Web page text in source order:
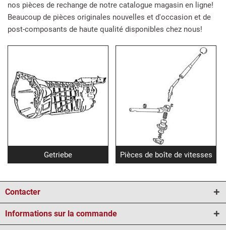
nos pièces de rechange de notre catalogue magasin en ligne!
Beaucoup de pièces originales nouvelles et d'occasion et de
post-composants de haute qualité disponibles chez nous!
Getriebe Pièces de boîte de vitesses
Contacter
Informations sur la commande